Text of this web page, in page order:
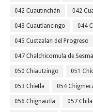
042 Cuautinchán 042
043 Cuautlancingo 044
045 Cuetzalan del Progreso
047 Chalchicomula de Sesma
050 Chiautzingo 051
053 Chietla 054
056 Chignautla 057 Chila